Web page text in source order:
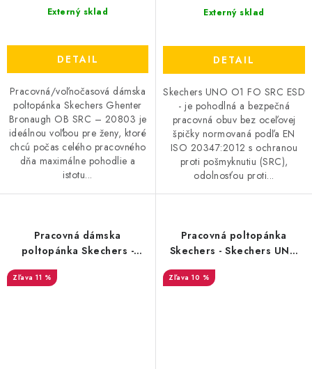
Externý sklad
DETAIL
Pracovná/voľnočasová dámska
poltopánka Skechers Ghenter
Bronaugh OB SRC – 20803 je
ideálnou voľbou pre ženy, ktoré
chcú počas celého pracovného
dňa maximálne pohodlie a
istotu...
Externý sklad
DETAIL
Skechers UNO O1 FO SRC ESD
- je pohodlná a bezpečná
pracovná obuv bez oceľovej
špičky normovaná podľa EN
ISO 20347:2012 s ochranou
proti pošmyknutiu (SRC),
odolnosťou proti...
Pracovná dámska
poltopánka Skechers -
ESD - 20818
11 %
Pracovná poltopánka
Skechers - Skechers UNO
10 %